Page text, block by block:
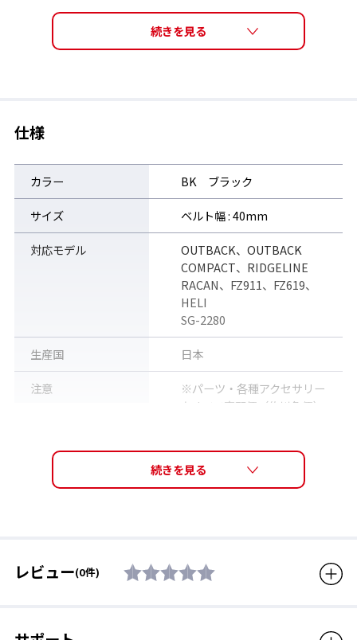
仕様
カラー BK ブラック
サイズ ベルト幅 : 40mm
対応モデル
OUTBACK、OUTBACK
COMPACT、RIDGELINE
RACAN、FZ911、FZ619、
HELI
SG-2280
生産国 日本
注意
※パーツ・各種アクセサリー
もすべて宅配便（佐川急便）
販売価格（税込） 990円
レビュー(0件)